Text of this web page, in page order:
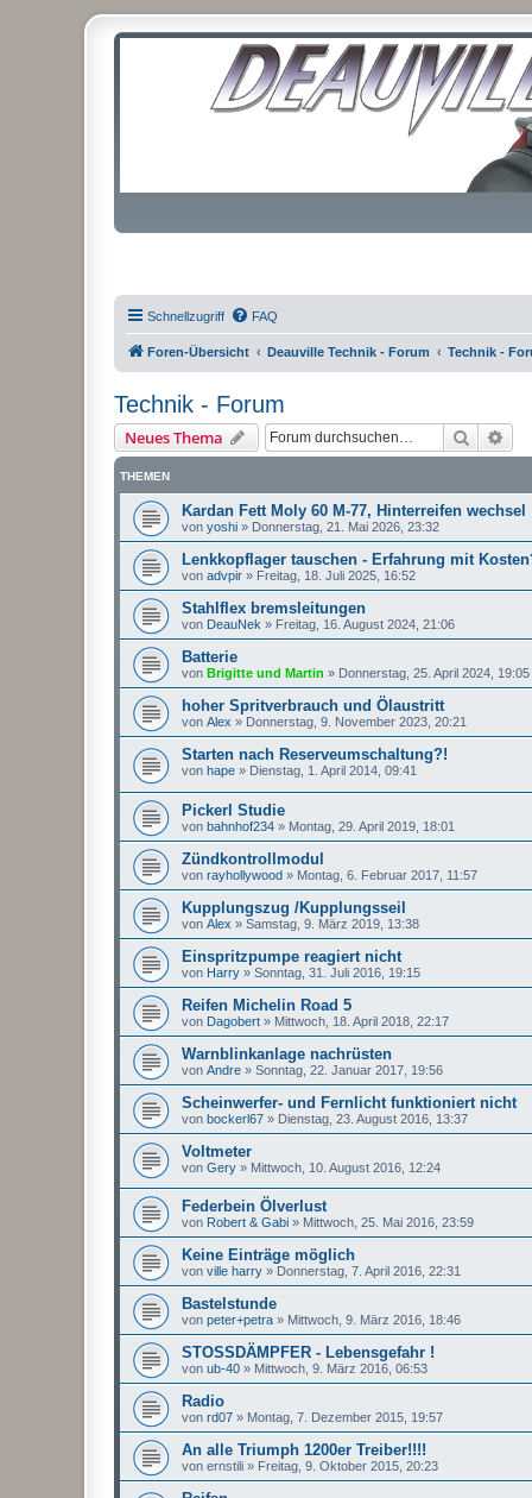
Schnellzugriff FAQ
Foren-Übersicht Deauville Technik - Forum Technik -
Technik - Forum
Neues Thema Suche
THEMEN
Kardan Fett Moly 60 M-77, Hinterreifen wechsel
von yoshi » Donnerstag, 21. Mai 2026, 23:32
Lenkkopflager tauschen - Erfahrung mit
von advpir » Freitag, 18. Juli 2025, 16:52
Stahlflex bremsleitungen
von DeauNek » Freitag, 16. August 2024, 21:06
Batterie
von Brigitte und Martin » Donnerstag, 25. April 2024, 19:05
hoher Spritverbrauch und Ölaustritt
von Alex » Donnerstag, 9. November 2023, 20:21
Starten nach Reserveumschaltung?!
von hape » Dienstag, 1. April 2014, 09:41
Pickerl Studie
von bahnhof234 » Montag, 29. April 2019, 18:01
Zündkontrollmodul
von rayhollywood » Montag, 6. Februar 2017, 11:57
Kupplungszug /Kupplungsseil
von Alex » Samstag, 9. März 2019, 13:38
Einspritzpumpe reagiert nicht
von Harry » Sonntag, 31. Juli 2016, 19:15
Reifen Michelin Road 5
von Dagobert » Mittwoch, 18. April 2018, 22:17
Warnblinkanlage nachrüsten
von Andre » Sonntag, 22. Januar 2017, 19:56
Scheinwerfer- und Fernlicht funktioniert nicht
von bockerl67 » Dienstag, 23. August 2016, 13:37
Voltmeter
von Gery » Mittwoch, 10. August 2016, 12:24
Federbein Ölverlust
von Robert & Gabi » Mittwoch, 25. Mai 2016, 23:59
Keine Einträge möglich
von ville harry » Donnerstag, 7. April 2016, 22:31
Bastelstunde
von peter+petra » Mittwoch, 9. März 2016, 18:46
STOSSDÄMPFER - Lebensgefahr !
von ub-40 » Mittwoch, 9. März 2016, 06:53
Radio
von rd07 » Montag, 7. Dezember 2015, 19:57
An alle Triumph 1200er Treiber!!!!
von ernstili » Freitag, 9. Oktober 2015, 20:23